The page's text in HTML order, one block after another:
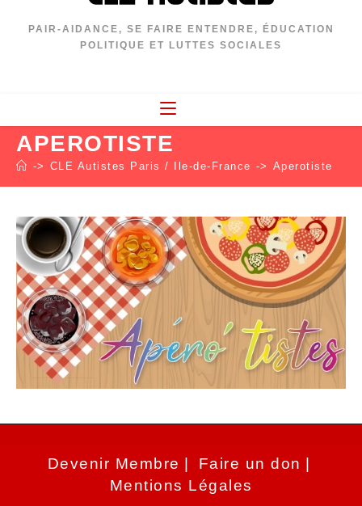
PAIR-AIDANCE, SE FAIRE ENTENDRE, ÉDUCATION
POLITIQUE ET LUTTES SOCIALES
APEROTISTE
-> CLE Autistes Paris / Ile-de-France -> Aperotiste
Devenir Membre
Faire un don
Mentions Légales